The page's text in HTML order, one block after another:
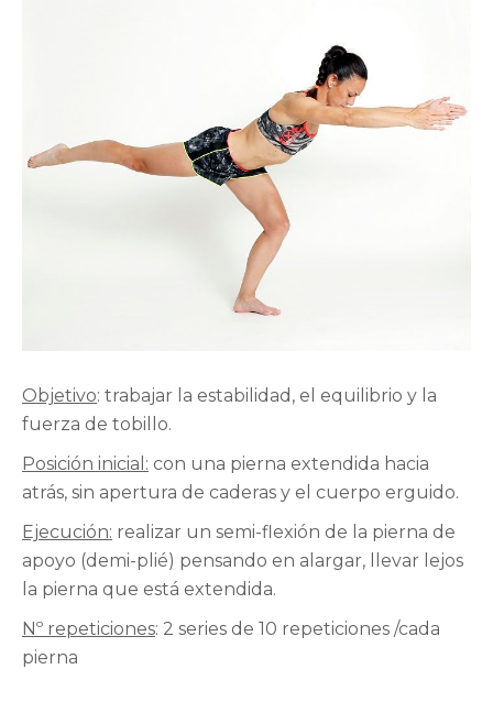
Objetivo: trabajar la estabilidad, el equilibrio y la
fuerza de tobillo.
Posición inicial: con una pierna extendida hacia
atrás, sin apertura de caderas y el cuerpo erguido.
Ejecución: realizar un semi-flexión de la pierna de
apoyo (demi-plié) pensando en alargar, llevar lejos
la pierna que está extendida.
Nº repeticiones: 2 series de 10 repeticiones /cada
pierna